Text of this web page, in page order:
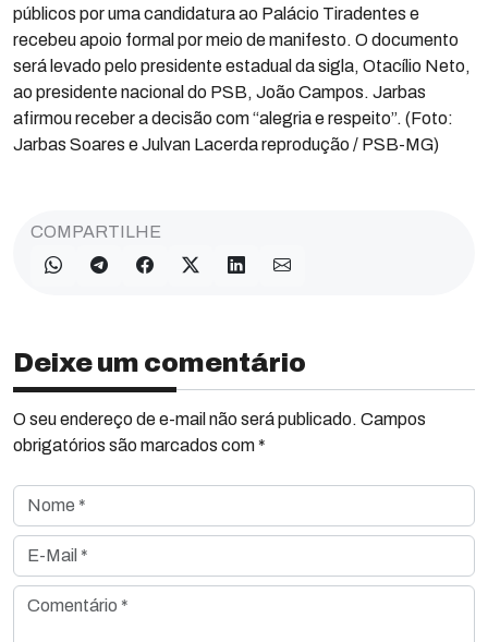
públicos por uma candidatura ao Palácio Tiradentes e
recebeu apoio formal por meio de manifesto. O documento
será levado pelo presidente estadual da sigla, Otacílio Neto,
ao presidente nacional do PSB, João Campos. Jarbas
afirmou receber a decisão com “alegria e respeito”. (Foto:
Jarbas Soares e Julvan Lacerda reprodução / PSB-MG)
COMPARTILHE
Deixe um comentário
O seu endereço de e-mail não será publicado. Campos
obrigatórios são marcados com *
Nome *
E-Mail *
Comentário *